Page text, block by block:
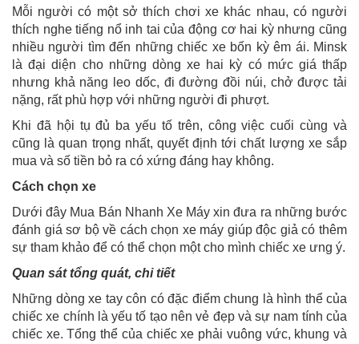
Mỗi người có một sở thích chơi xe khác nhau, có người
thích nghe tiếng nổ inh tai của động cơ hai kỳ nhưng cũng
nhiều người tìm đến những chiếc xe bốn kỳ êm ái. Minsk
là đại diện cho những dòng xe hai kỳ có mức giá thấp
nhưng khả năng leo dốc, đi đường đồi núi, chở được tải
nặng, rất phù hợp với những người đi phượt.
Khi đã hội tụ đủ ba yếu tố trên, công việc cuối cùng và
cũng là quan trọng nhất, quyết định tới chất lượng xe sắp
mua và số tiền bỏ ra có xứng đáng hay không.
Cách chọn xe
Dưới đây Mua Bán Nhanh Xe Máy xin đưa ra những bước
đánh giá sơ bộ về cách chọn xe máy giúp độc giả có thêm
sự tham khảo để có thể chọn một cho mình chiếc xe ưng ý.
Quan sát tổng quát, chi tiết
Những dòng xe tay côn có đặc điểm chung là hình thể của
chiếc xe chính là yếu tố tạo nên vẻ đẹp và sự nam tính của
chiếc xe. Tổng thể của chiếc xe phải vuông vức, khung và